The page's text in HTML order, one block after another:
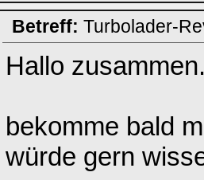
Betreff: Turbolader-
Hallo
bekomme bald
würde gern